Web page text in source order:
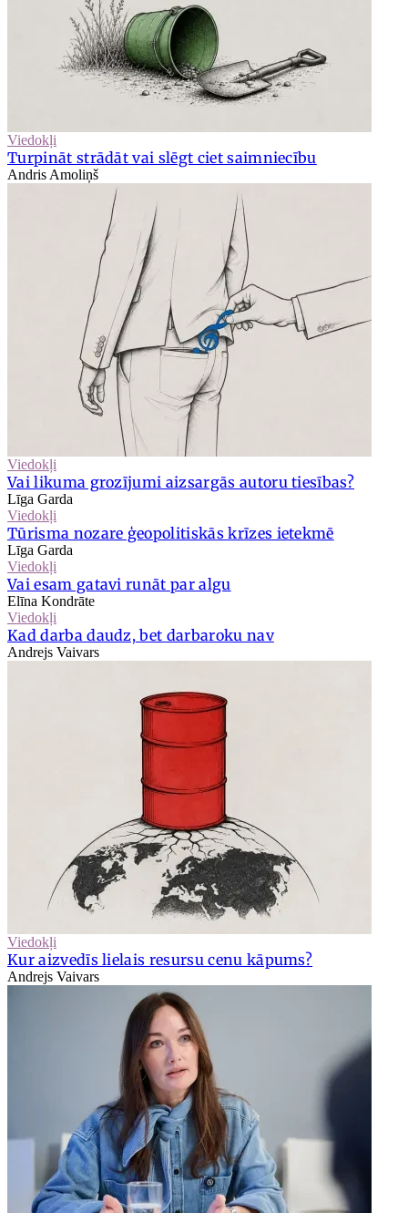
Viedokļi
Turpināt strādāt vai slēgt ciet saimniecību
Andris Amoliņš
Viedokļi
Vai likuma grozījumi aizsargās autoru tiesības?
Līga Garda
Viedokļi
Tūrisma nozare ģeopolitiskās krīzes ietekmē
Līga Garda
Viedokļi
Vai esam gatavi runāt par algu
Elīna Kondrāte
Viedokļi
Kad darba daudz, bet darbaroku nav
Andrejs Vaivars
Viedokļi
Kur aizvedīs lielais resursu cenu kāpums?
Andrejs Vaivars